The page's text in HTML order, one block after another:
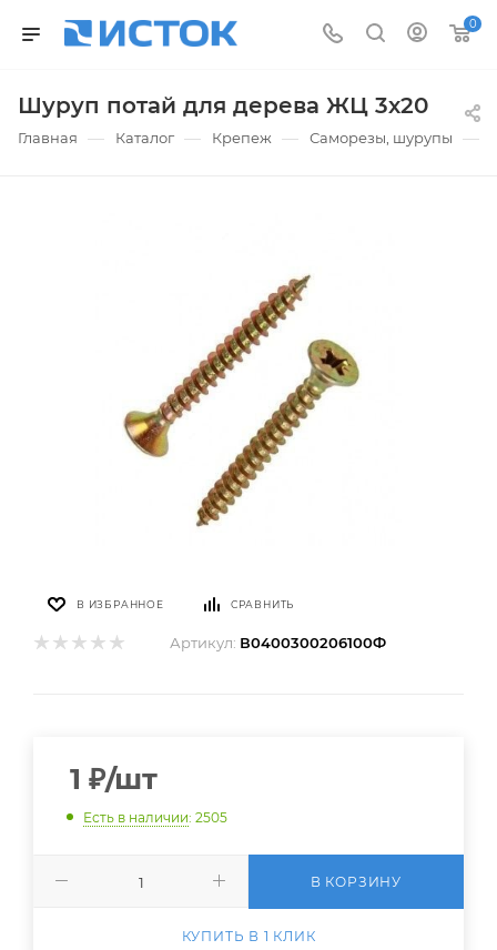
0
Шуруп потай для дерева ЖЦ 3х20
Главная — Каталог — Крепеж — Саморезы, шурупы —
В ИЗБРАННОЕ СРАВНИТЬ
Артикул: В0400300206100Ф
1 ₽/шт
Есть в наличии: 2505
В КОРЗИНУ
КУПИТЬ В 1 КЛИК